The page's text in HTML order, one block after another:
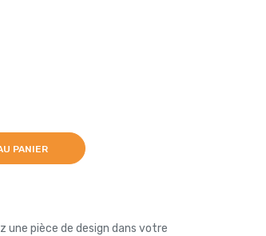
PANIER
pièce de design dans votre